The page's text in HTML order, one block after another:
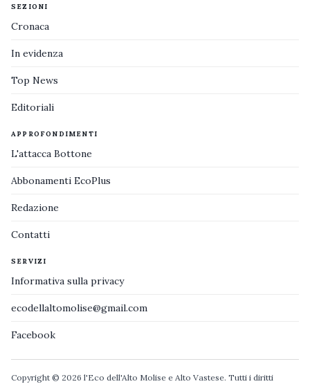
SEZIONI
Cronaca
In evidenza
Top News
Editoriali
APPROFONDIMENTI
L'attacca Bottone
Abbonamenti EcoPlus
Redazione
Contatti
SERVIZI
Informativa sulla privacy
ecodellaltomolise@gmail.com
Facebook
Copyright © 2026 l'Eco dell'Alto Molise e Alto Vastese. Tutti i diritti